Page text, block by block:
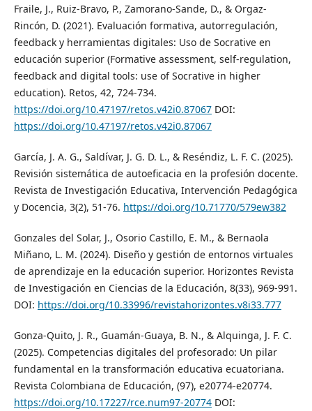
Fraile, J., Ruiz-Bravo, P., Zamorano-Sande, D., & Orgaz-
Rincón, D. (2021). Evaluación formativa, autorregulación,
feedback y herramientas digitales: Uso de Socrative en
educación superior (Formative assessment, self-regulation,
feedback and digital tools: use of Socrative in higher
education). Retos, 42, 724-734.
https://doi.org/10.47197/retos.v42i0.87067DOI:
https://doi.org/10.47197/retos.v42i0.87067
García, J. A. G., Saldívar, J. G. D. L., & Reséndiz, L. F. C. (2025).
Revisión sistemática de autoeficacia en la profesión docente.
Revista de Investigación Educativa, Intervención Pedagógica
y Docencia, 3(2), 51-76. https://doi.org/10.71770/579ew382
Gonzales del Solar, J., Osorio Castillo, E. M., & Bernaola
Miñano, L. M. (2024). Diseño y gestión de entornos virtuales
de aprendizaje en la educación superior. Horizontes Revista
de Investigación en Ciencias de la Educación, 8(33), 969-991.
DOI: https://doi.org/10.33996/revistahorizontes.v8i33.777
Gonza-Quito, J. R., Guamán-Guaya, B. N., & Alquinga, J. F. C.
(2025). Competencias digitales del profesorado: Un pilar
fundamental en la transformación educativa ecuatoriana.
Revista Colombiana de Educación, (97), e20774-e20774.
https://doi.org/10.17227/rce.num97-20774DOI: